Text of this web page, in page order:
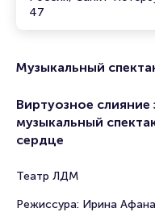
47
Музыкальный
Виртуозное
музыкальный
сердце
Театр ЛДМ
Режиссура: Ирина